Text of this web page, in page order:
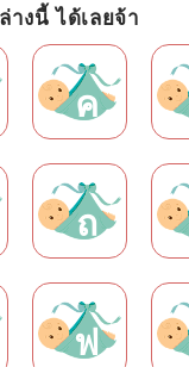
งนี้ ได้เลยจ้า
ค
ถ
ฟ